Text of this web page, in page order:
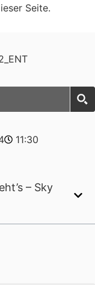
Seite.
11:30
– Sky